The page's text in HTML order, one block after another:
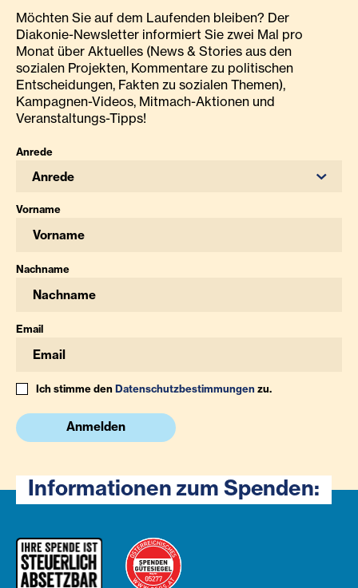
Möchten Sie auf dem Laufenden bleiben? Der
Diakonie-Newsletter informiert Sie zwei Mal pro
Monat über Aktuelles (News & Stories aus den
sozialen Projekten, Kommentare zu politischen
Entscheidungen, Fakten zu sozialen Themen),
Kampagnen-Videos, Mitmach-Aktionen und
Veranstaltungs-Tipps!
Anrede
Anrede
Vorname
Nachname
Email
Ich stimme denDatenschutzbestimmungenzu.
Anmelden
Informationen zum Spenden: